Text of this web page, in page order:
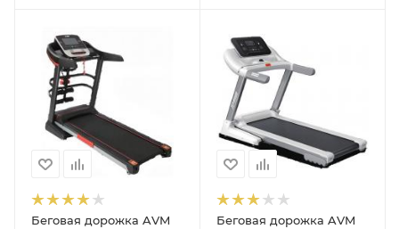
Беговая дорожка AVM
Беговая дорожка AVM